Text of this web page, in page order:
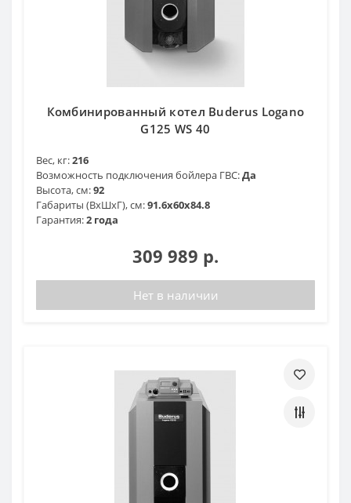
Комбинированный котел Buderus Logano
G125 WS 40
Вес, кг:216
Возможность подключения бойлера ГВС:Да
Высота, см:92
Габариты (ВхШхГ), см:91.6x60x84.8
Гарантия:2 года
309 989 р.
Нет в наличии